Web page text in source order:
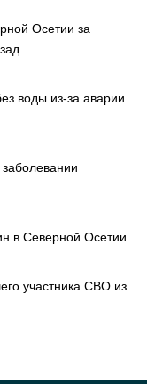
Осетии за
воды из-за аварии
в Северной Осетии
участника СВО из